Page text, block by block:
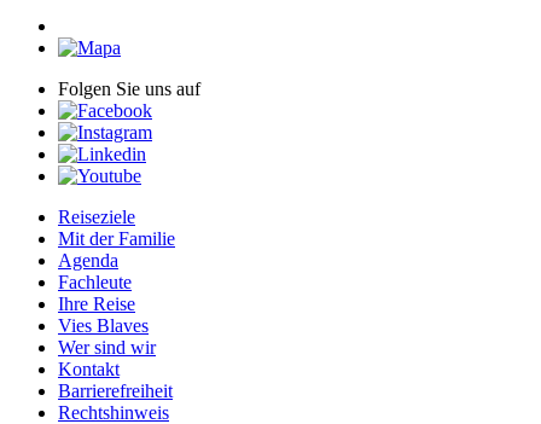
Folgen Sie uns auf
Reiseziele
Mit der Familie
Agenda
Fachleute
Ihre Reise
Vies Blaves
Wer sind wir
Kontakt
Barrierefreiheit
Rechtshinweis